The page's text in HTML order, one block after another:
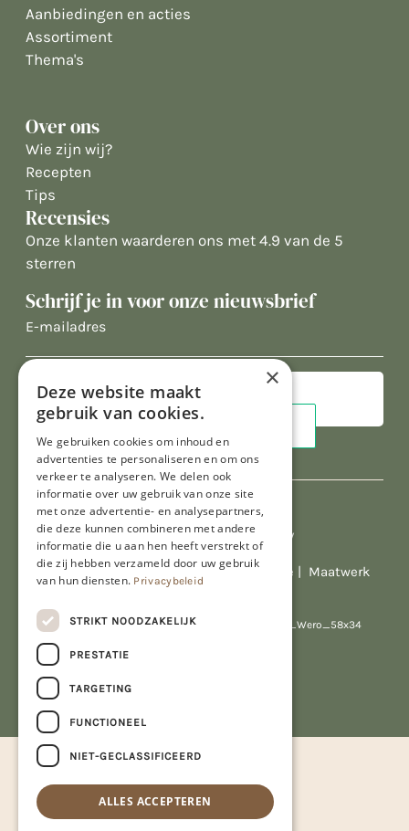
Aanbiedingen en acties
Assortiment
Thema's
Over ons
Wie zijn wij?
Recepten
Tips
Recensies
Onze klanten waarderen ons met 4.9 van de 5
sterren
Schrijf je in voor onze nieuwsbrief
E-
Al onze prijzen zijn incl. BTW
© Copyright 2026 Limburgs Bakwinkeltje | Maatwerk
website webmix
×
Deze website maakt
gebruik van cookies.
We gebruiken cookies om inhoud en
advertenties te personaliseren en om ons
verkeer te analyseren. We delen ook
informatie over uw gebruik van onze site
met onze advertentie- en analysepartners,
die deze kunnen combineren met andere
informatie die u aan hen heeft verstrekt of
die zij hebben verzameld door uw gebruik
van hun diensten. Privacybeleid
STRIKT NOODZAKELIJK
PRESTATIE
TARGETING
FUNCTIONEEL
NIET-GECLASSIFICEERD
ALLES ACCEPTEREN